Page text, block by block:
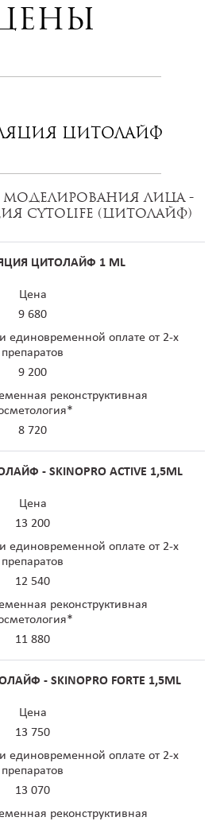
Цитолайф
моделирования лица -
Cytolife (Цитолайф)
ЦИТОЛАЙФ 1 ML
Цена
9 680
единовременной оплате от 2-х
препаратов
9 200
реконструктивная
8 720
- SKINOPRO ACTIVE 1,5ML
Цена
13 200
единовременной оплате от 2-х
препаратов
12 540
реконструктивная
11 880
- SKINOPRO FORTE 1,5ML
Цена
13 750
единовременной оплате от 2-х
препаратов
13 070
реконструктивная